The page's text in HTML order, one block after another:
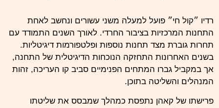
רדיו ״קול חי״ פועל למעלה משני עשורים ונחשב לאחת
התחנות המרכזיות בציבור החרדי. לאורך השנים התמודד עם
תחרות גוברת מצד תחנות נוספות ופלטפורמות דיגיטליות.
בשנים האחרונות התחזקה הנוכחות הדיגיטלית של התחנה,
אך במקביל גברו המתחים הפנימיים סביב קו העריכה, זהות
המנהלים והשליטה בתוכן.
פרישתו של קאהן נתפסת כמהלך שמבסס את שליטתו